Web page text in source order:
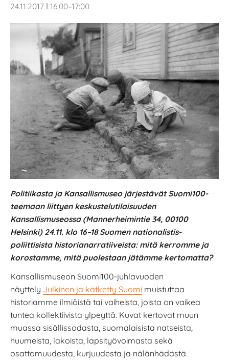
24.11.2017 ǀ 16:00–17:00
Politiikasta ja Kansallismuseo järjestävät Suomi100-
teemaan liittyen keskustelutilaisuuden
Kansallismuseossa (Mannerheimintie 34, 00100
Helsinki) 24.11. klo 16–18 Suomen nationalistis-
poliittisista historianarratiiveista: mitä kerromme ja
korostamme, mitä puolestaan jätämme kertomatta?
Kansallismuseon Suomi100-juhlavuoden
näyttely Julkinen ja kätketty Suomi muistuttaa
historiamme ilmiöistä tai vaiheista, joista on vaikea
tuntea kollektiivista ylpeyttä. Kuvat kertovat muun
muassa sisällissodasta, suomalaisista natseista,
huumeista, lakoista, lapsityövoimasta sekä
osattomuudesta, kurjuudesta ja nälänhädästä.